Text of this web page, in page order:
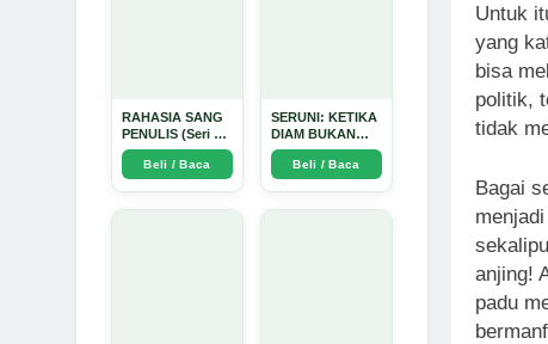
RAHASIA SANG
PENULIS (Seri 1)
- Arda Dinata
Beli / Baca
SERUNI: KETIKA
DIAM BUKAN
LAGI PILIHAN -
Arda Dinata
Beli / Baca
Untuk
yang
bisa
politik,
tidak
Bagai
anjing!
padu